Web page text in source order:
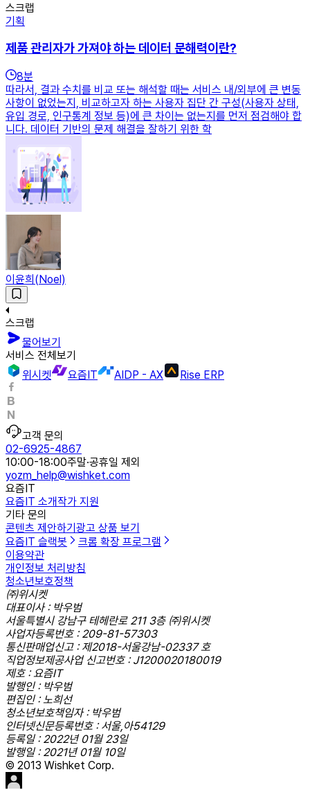
스크랩
기획
제품 관리자가 가져야 하는 데이터 문해력이란?
8분
따라서, 결과 수치를 비교 또는 해석할 때는 서비스 내/외부에 큰 변동
사항이 없었는지, 비교하고자 하는 사용자 집단 간 구성(사용자 상태,
유입 경로, 인구통계 정보 등)에 큰 차이는 없는지를 먼저 점검해야 합
니다. 데이터 기반의 문제 해결을 잘하기 위한 학
이윤희(Noel)
스크랩
물어보기
서비스 전체보기
위시켓
요즘IT AIDP - AX Rise ERP
고객 문의
02-6925-4867
10:00-18:00주말·공휴일 제외
yozm_help@wishket.com
요즘IT
요즘IT 소개작가 지원
기타 문의
콘텐츠 제안하기 광고 상품 보기
요즘IT 슬랙봇
크롬 확장 프로그램
이용약관
개인정보 처리방침
청소년보호정책
㈜위시켓
대표이사 : 박우범
서울특별시 강남구 테헤란로 211 3층 ㈜위시켓
사업자등록번호 : 209-81-57303
통신판매업신고 : 제2018-서울강남-02337 호
직업정보제공사업 신고번호 : J1200020180019
제호 : 요즘IT
발행인 : 박우범
편집인 : 노희선
청소년보호책임자 : 박우범
인터넷신문등록번호 : 서울,아54129
등록일 : 2022년 01월 23일
발행일 : 2021년 01월 10일
© 2013 Wishket Corp.